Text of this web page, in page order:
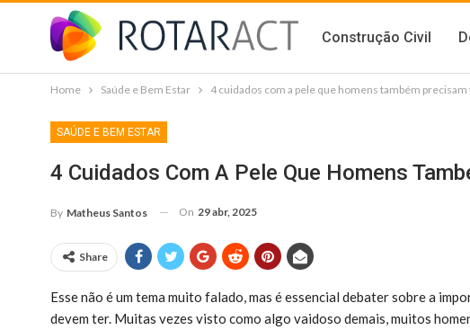
Construção Civil
Home Saúde e Bem Estar 4 cuidados com a pele que homens também
SAÚDE E BEM ESTAR
4 Cuidados Com A Pele Que Homens
By Matheus Santos On 29 abr, 2025
Share
Esse não é um tema muito falado, mas é essencial debater sobre a
devem ter. Muitas vezes visto como algo vaidoso demais, muitos